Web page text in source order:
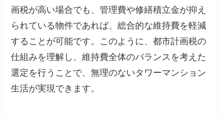
画税が高い場合でも、管理費や修繕積立金が抑え
られている物件であれば、総合的な維持費を軽減
することが可能です。このように、都市計画税の
仕組みを理解し、維持費全体のバランスを考えた
選定を行うことで、無理のないタワーマンション
生活が実現できます。